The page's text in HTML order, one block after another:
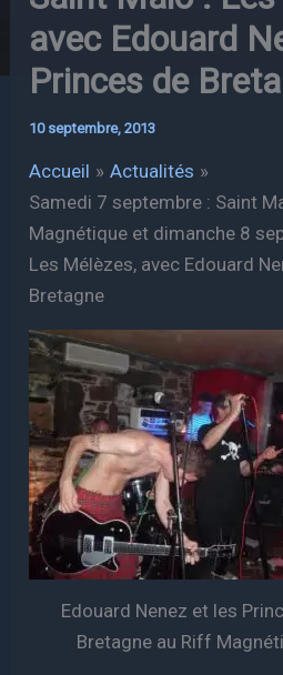
avec Edouard
Princes de
10 septembre, 2013
Accueil
Actualités
Samedi 7 septembre : Saint
Magnétique et dimanche 8
Les Mélèzes, avec Edouard
Bretagne
Edouard Nenez et les
Bretagne au Riff